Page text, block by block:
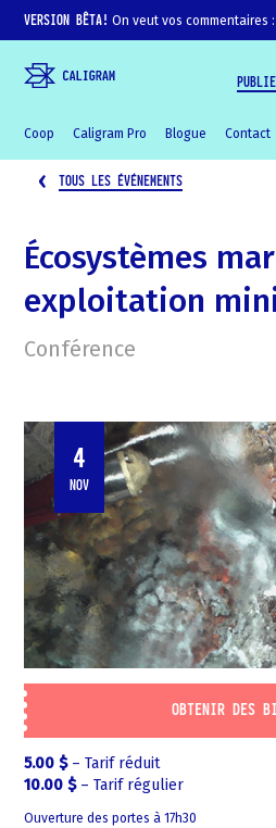
VERSION BÊTA! On veut vos commentaires :
Coop Caligram Pro Blogue Contact
TOUS LES ÉVÉNEMENTS
Écosystèmes
exploitation
Conférence
4
NOV
OBTENIR DES
5.00 $–Tarif réduit
10.00 $–Tarif régulier
Ouverture des portes à 17h30